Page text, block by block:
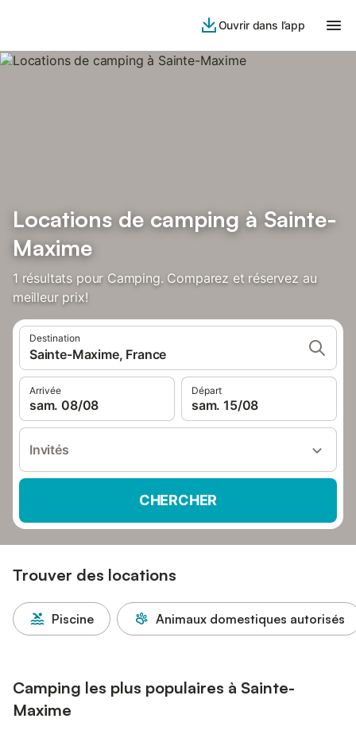
Ouvrir dans l’app
Locations de camping à Sainte-
Maxime
1 résultats pour Camping. Comparez et réservez au
meilleur prix!
Destination
Sainte-Maxime, France
Arrivée
sam. 08/08
Départ
sam. 15/08
Invités
CHERCHER
Trouver des locations
Piscine Animaux domestiques autorisés
Camping les plus populaires à Sainte-
Maxime